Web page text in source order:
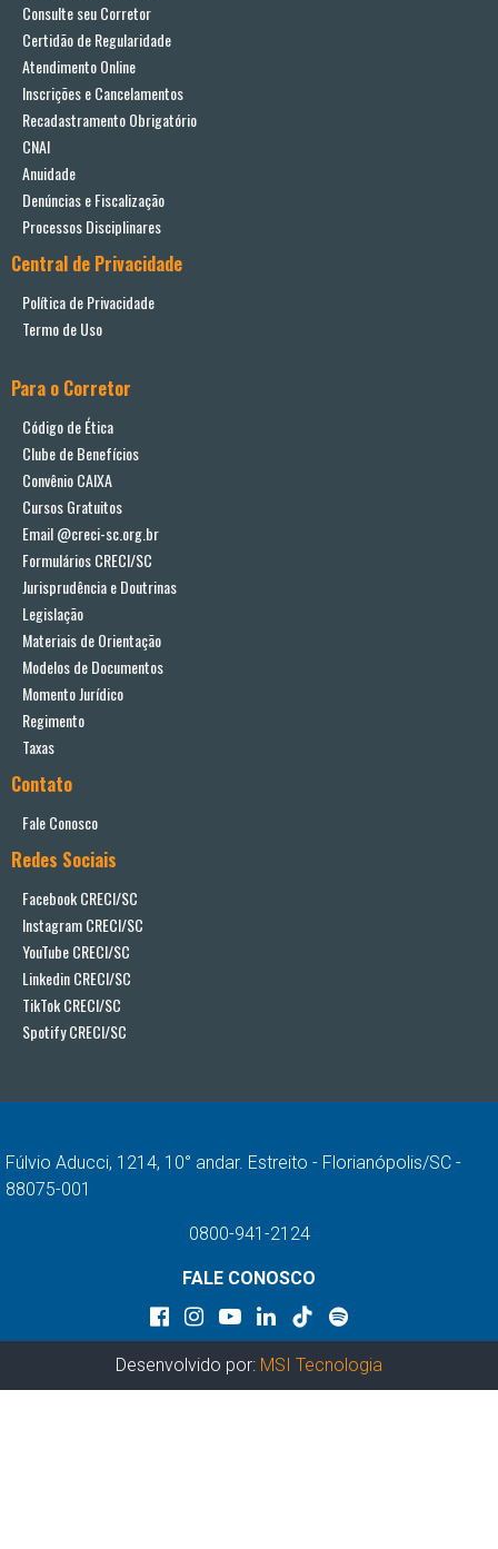
Consulte seu Corretor
Certidão de Regularidade
Atendimento Online
Inscrições e Cancelamentos
Recadastramento Obrigatório
CNAI
Anuidade
Denúncias e Fiscalização
Processos Disciplinares
Central de Privacidade
Política de Privacidade
Termo de Uso
Para o Corretor
Código de Ética
Clube de Benefícios
Convênio CAIXA
Cursos Gratuitos
Email @creci-sc.org.br
Formulários CRECI/SC
Jurisprudência e Doutrinas
Legislação
Materiais de Orientação
Modelos de Documentos
Momento Jurídico
Regimento
Taxas
Contato
Fale Conosco
Redes Sociais
Facebook CRECI/SC
Instagram CRECI/SC
YouTube CRECI/SC
Linkedin CRECI/SC
TikTok CRECI/SC
Spotify CRECI/SC
Fúlvio Aducci, 1214, 10° andar. Estreito - Florianópolis/SC -
88075-001
0800-941-2124
FALE CONOSCO
Desenvolvido por: MSI Tecnologia